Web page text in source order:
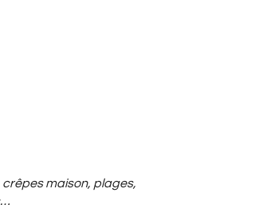
crêpes maison, plages,